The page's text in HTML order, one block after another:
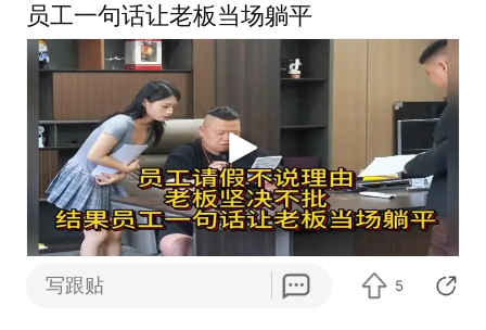
员工一句话让老板当场躺平
雾切月夜 5跟贴
写跟贴 5